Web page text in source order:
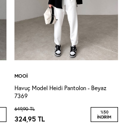
MOOI
Havuç Model Heidi Pantolon - Beyaz
7369
649,90TL
324,95 TL
%50
İNDIRIM